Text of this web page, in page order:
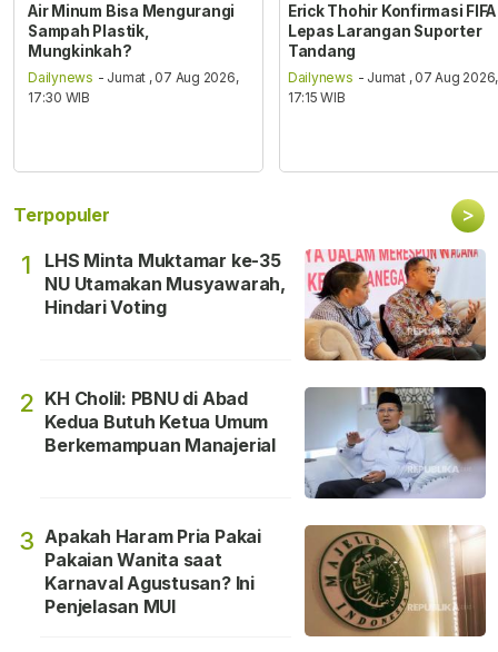
Air Minum Bisa Mengurangi
Sampah Plastik,
Mungkinkah?
Dailynews - Jumat , 07 Aug 2026,
17:30 WIB
Erick Thohir Konfirmasi FIFA
Lepas Larangan Suporter
Tandang
Dailynews - Jumat , 07 Aug 2026,
17:15 WIB
Terpopuler >
1
LHS Minta Muktamar ke-35
NU Utamakan Musyawarah,
Hindari Voting
2 KH Cholil: PBNU di Abad
Kedua Butuh Ketua Umum
Berkemampuan Manajerial
3 Apakah Haram Pria Pakai
Pakaian Wanita saat
Karnaval Agustusan? Ini
Penjelasan MUI